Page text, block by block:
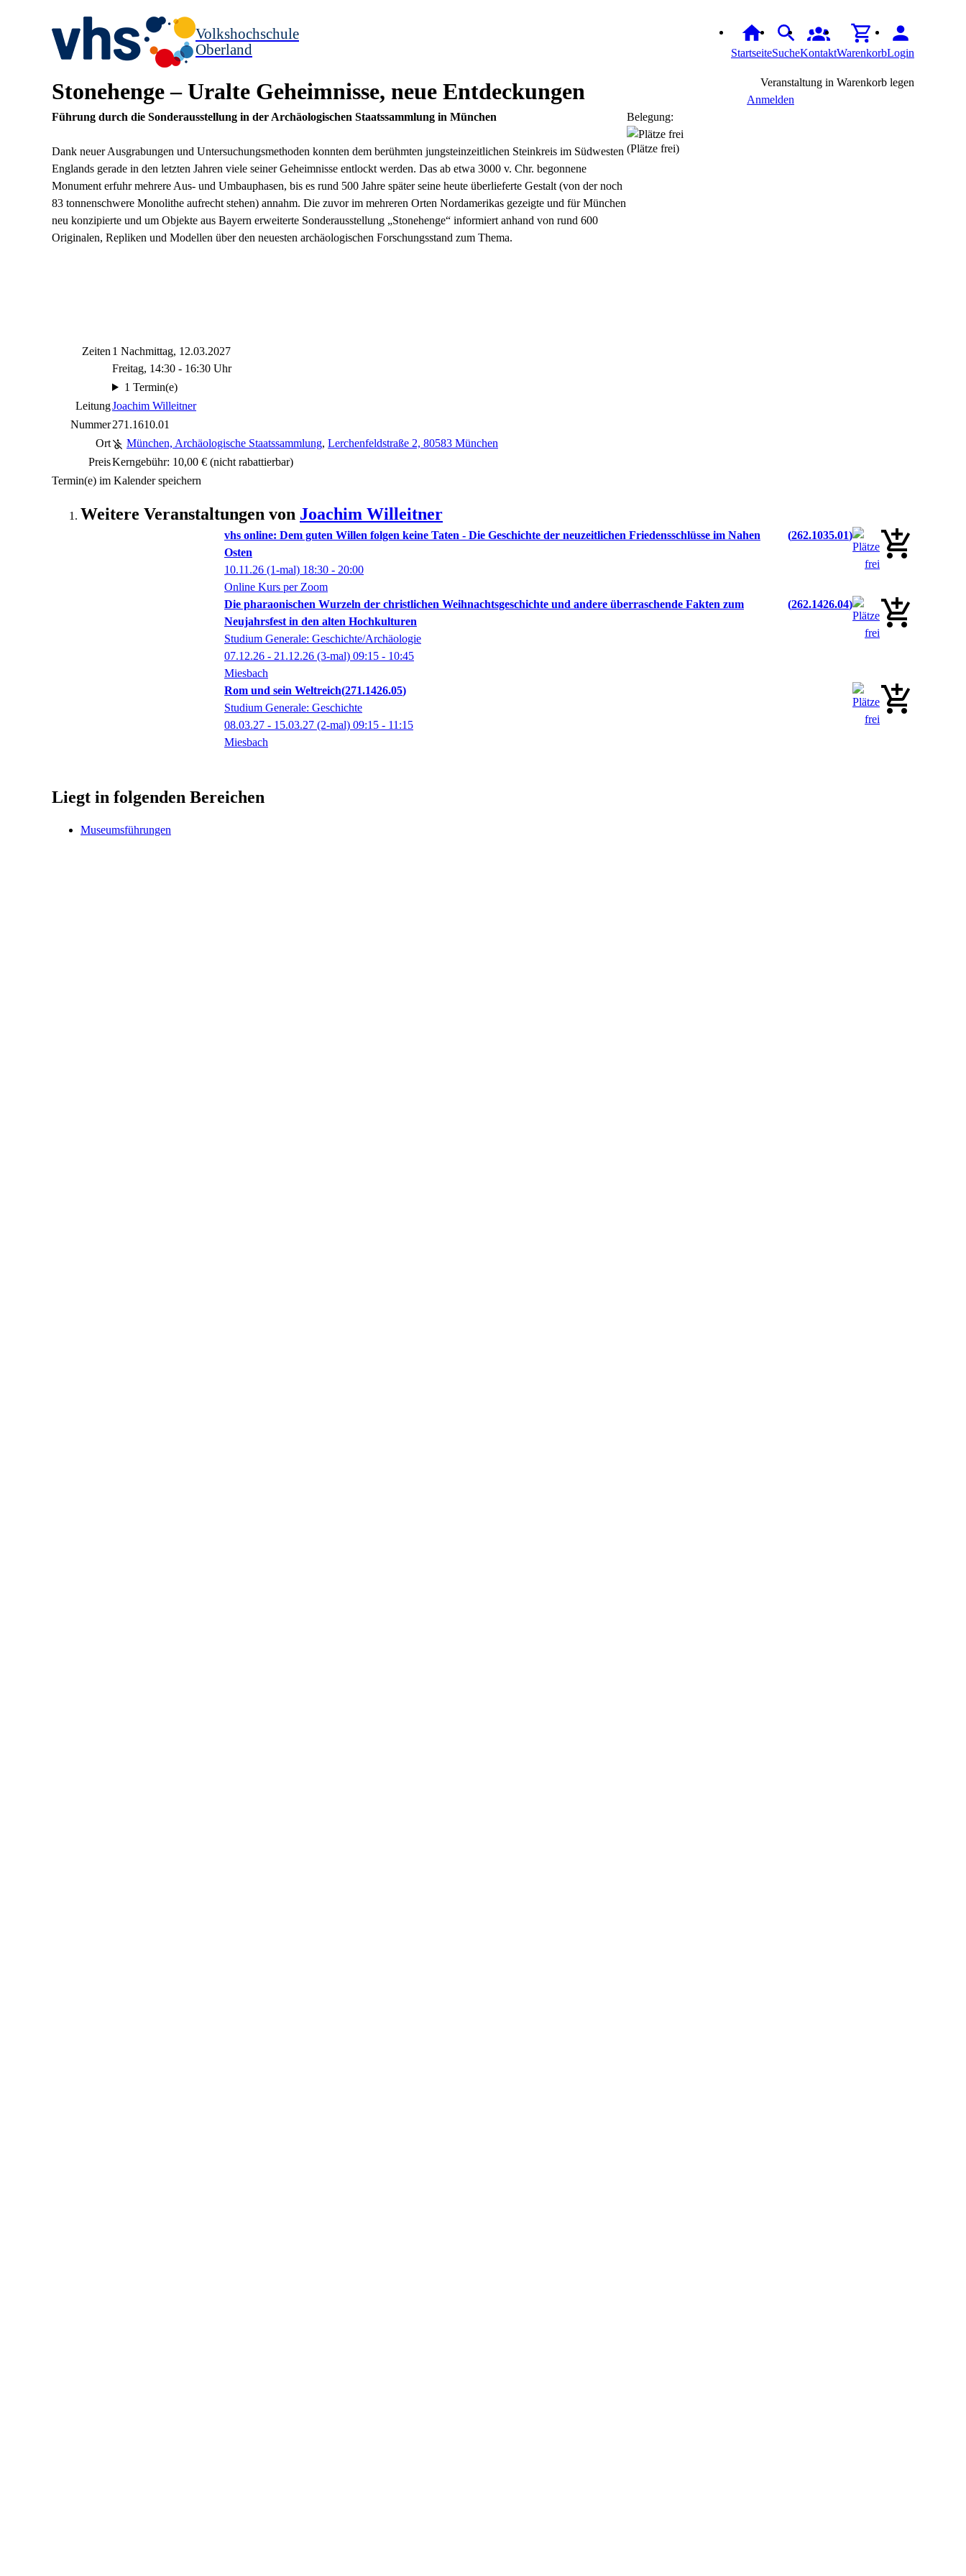
Volkshochschule
Oberland
StartseiteSucheKontaktWarenkorbLogin
Stonehenge – Uralte Geheimnisse, neue Entdeckungen
Führung durch die Sonderausstellung in der Archäologischen Staatssammlung in München
Dank neuer Ausgrabungen und Untersuchungsmethoden konnten dem berühmten jungsteinzeitlichen Steinkreis im Südwesten
Englands gerade in den letzten Jahren viele seiner Geheimnisse entlockt werden. Das ab etwa 3000 v. Chr. begonnene
Monument erfuhr mehrere Aus- und Umbauphasen, bis es rund 500 Jahre später seine heute überlieferte Gestalt (von der noch
83 tonnenschwere Monolithe aufrecht stehen) annahm. Die zuvor im mehreren Orten Nordamerikas gezeigte und für München
neu konzipierte und um Objekte aus Bayern erweiterte Sonderausstellung „Stonehenge“ informiert anhand von rund 600
Originalen, Repliken und Modellen über den neuesten archäologischen Forschungsstand zum Thema.
Zeiten 1 Nachmittag, 12.03.2027
Freitag, 14:30 - 16:30 Uhr
1 Termin(e)
LeitungJoachim Willeitner
Nummer271.1610.01
Ort
München, Archäologische Staatssammlung, Lerchenfeldstraße 2, 80583 München
PreisKerngebühr: 10,00 € (nicht rabattierbar)
Veranstaltung in Warenkorb legen
Anmelden
Belegung:
(Plätze frei)
Termin(e) im Kalender speichern
Weitere Veranstaltungen von Joachim Willeitner
vhs online: Dem guten Willen folgen keine Taten - Die Geschichte der neuzeitlichen Friedensschlüsse im Nahen
Osten
262.1035.01
10.11.26 (1-mal) 18:30 - 20:00
Online Kurs per Zoom
Die pharaonischen Wurzeln der christlichen Weihnachtsgeschichte und andere überraschende Fakten zum
Neujahrsfest in den alten Hochkulturen
262.1426.04
Studium Generale: Geschichte/Archäologie
07.12.26 - 21.12.26 (3-mal) 09:15 - 10:45
Miesbach
Rom und sein Weltreich 271.1426.05
Studium Generale: Geschichte
08.03.27 - 15.03.27 (2-mal) 09:15 - 11:15
Miesbach
Liegt in folgenden Bereichen
Museumsführungen